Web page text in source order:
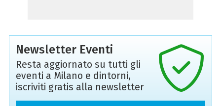
Newsletter Eventi
Resta aggiornato su tutti gli
eventi a Milano e dintorni,
iscriviti gratis alla newsletter